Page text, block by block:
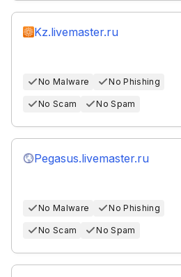
Kz.livemaster.ru
No Malware No Phishing
No Scam No Spam
Pegasus.livemaster.ru
No Malware No Phishing
No Scam No Spam